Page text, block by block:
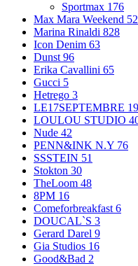
Sportmax 176
Max Mara Weekend
Marina Rinaldi 828
Icon Denim 63
Dunst 96
Erika Cavallini 65
Gucci 5
Hetrego 3
LE17SEPTEMBRE 19
LOULOU STUDIO
Nude 42
PENN&INK N.Y 76
SSSTEIN 51
Stokton 30
TheLoom 48
8PM 16
Comeforbreakfast 6
DOUCAL`S 3
Gerard Darel 9
Gia Studios 16
Good&Bad 2